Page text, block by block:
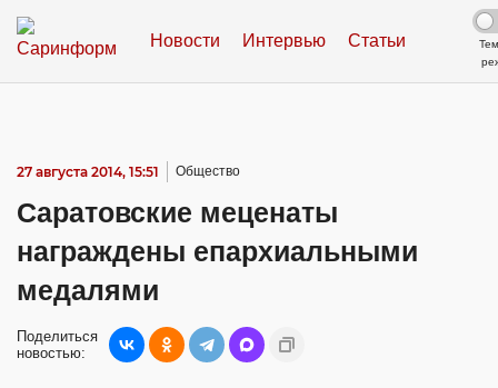
Новости Интервью Статьи
27 августа 2014, 15:51 Общество
Саратовские меценаты
награждены епархиальными
медалями
Поделиться
новостью: